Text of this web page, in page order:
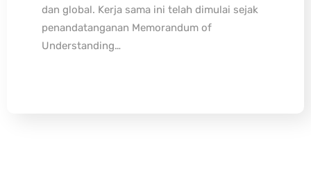
dan global. Kerja sama ini telah dimulai sejak
penandatanganan Memorandum of
Understanding…